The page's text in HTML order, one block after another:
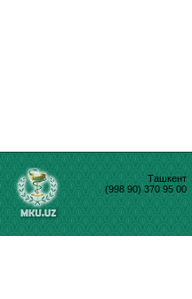
Ташкент
(998 90) 370 95 00